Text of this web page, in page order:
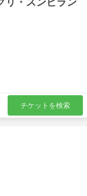
チケットを検索